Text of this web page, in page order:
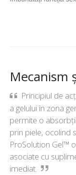
Mecanism
Principiul de
a gelului în zona
permite o
prin piele, ocolind
ProSolution Gel™
asociate cu
imediat.